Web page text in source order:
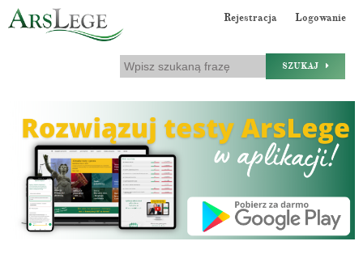
Rejestracja Logowanie
SZUKAJ